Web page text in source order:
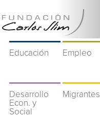
Educación Empleo
Desarrollo
Econ. y
Social
Migrantes